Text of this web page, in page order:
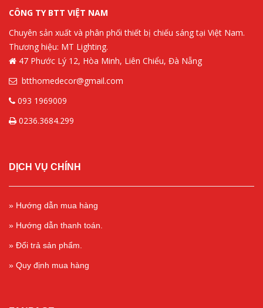
CÔNG TY BTT VIỆT NAM
Chuyên sản xuất và phân phối thiết bị chiếu sáng tại Việt Nam.
Thương hiệu: MT Lighting.
47 Phước Lý 12, Hòa Minh, Liên Chiểu, Đà Nẵng
btthomedecor@gmail.com
093 1969009
0236.3684.299
DỊCH VỤ CHÍNH
» Hướng dẫn mua hàng
» Hướng dẫn thanh toán.
» Đổi trả sản phẩm.
» Quy định mua hàng